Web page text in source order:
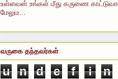
உள்ளவன் உங்கள் மீது கருணை
மேலும...
வருகை தந்தவர்கள்
u n d e f i n